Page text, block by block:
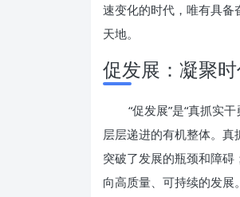
速变化的时代，唯有具
天地。
促发展：凝聚
“促发展”是“真抓实
层层递进的有机整体。真
突破了发展的瓶颈和障
向高质量、可持续的发展。